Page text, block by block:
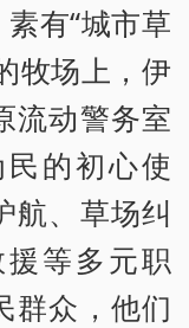
有“城市草
牧场上，伊
流动警务室
的初心使
航、草场纠
等多元职
群众，他们